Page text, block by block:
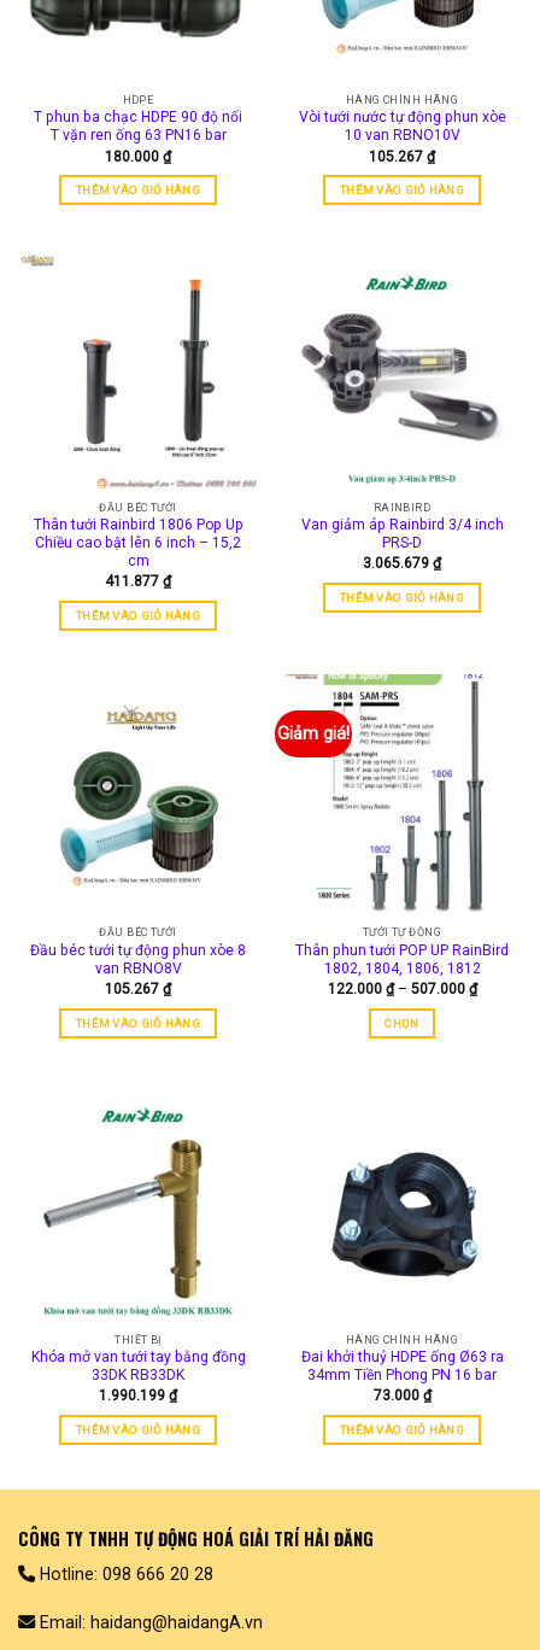
HDPE
T phun ba chạc HDPE 90 độ nối
T vặn ren ống 63 PN16 bar
180.000 ₫
THÊM VÀO GIỎ HÀNG
HÀNG CHÍNH HÃNG
Vòi tưới nước tự động phun xòe
10 van RBNO10V
105.267 ₫
THÊM VÀO GIỎ HÀNG
ĐẦU BÉC TƯỚI
Thân tưới Rainbird 1806 Pop Up
Chiều cao bật lên 6 inch – 15,2
cm
411.877 ₫
THÊM VÀO GIỎ HÀNG
RAINBIRD
Van giảm áp Rainbird 3/4 inch
PRS-D
3.065.679 ₫
THÊM VÀO GIỎ HÀNG
ĐẦU BÉC TƯỚI
Đầu béc tưới tự động phun xòe 8
van RBNO8V
105.267 ₫
THÊM VÀO GIỎ HÀNG
Giảm giá!
TƯỚI TỰ ĐỘNG
Thân phun tưới POP UP RainBird
1802, 1804, 1806, 1812
122.000 ₫ – 507.000 ₫Khoảng
giá:
CHỌN
biến
thể.
Các
tùy
chọn
có
chọn
trên
trang
sản
phẩm
THIẾT BỊ
Khóa mở van tưới tay bằng đồng
33DK RB33DK
1.990.199 ₫
THÊM VÀO GIỎ HÀNG
HÀNG CHÍNH HÃNG
Đai khởi thuỷ HDPE ống Ø63 ra
34mm Tiền Phong PN 16 bar
73.000 ₫
THÊM VÀO GIỎ HÀNG
CÔNG TY TNHH TỰ ĐỘNG HOÁ GIẢI TRÍ HẢI ĐĂNG
Hotline: 098 666 20 28
Email: haidang@haidangA.vn